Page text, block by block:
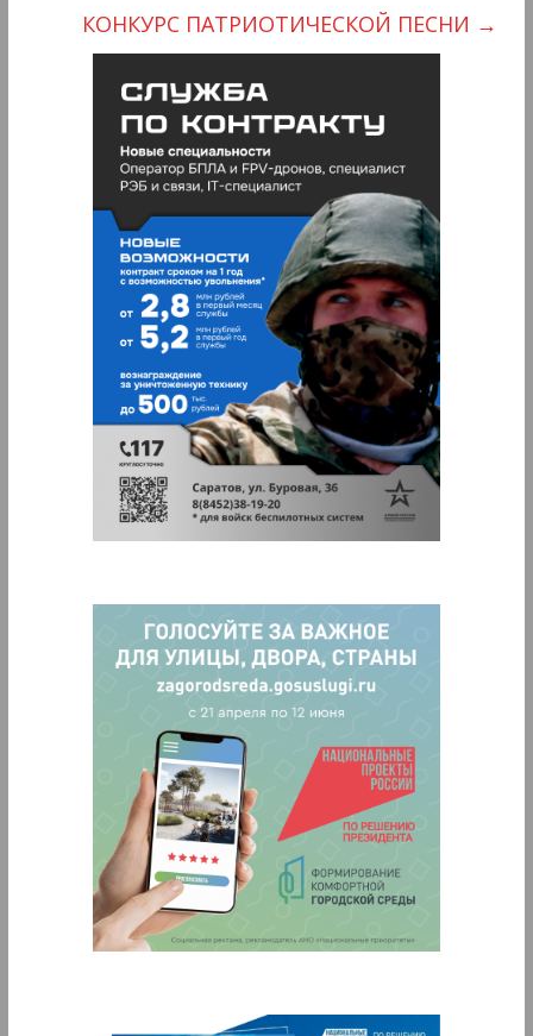
КОНКУРС ПАТРИОТИЧЕСКОЙ ПЕСНИ →